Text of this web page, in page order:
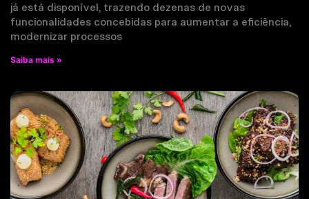
já está disponível, trazendo dezenas de novas
funcionalidades concebidas para aumentar a eficiência,
modernizar processos
Saiba mais »